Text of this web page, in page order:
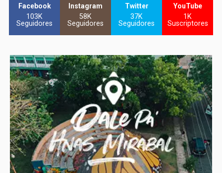
Facebook
103K
Seguidores
Instagram
58K
Seguidores
Twitter
37K
Seguidores
YouTube
1K
Suscriptores